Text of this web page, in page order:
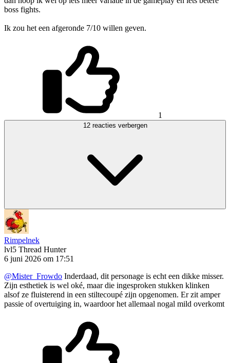
boss fights.
Ik zou het een afgeronde 7/10 willen geven.
1
12 reacties verbergen
Rimpelnek
lvl5 Thread Hunter
6 juni 2026 om 17:51
@Mister_Frowdo Inderdaad, dit personage is echt een dikke misser.
Zijn esthetiek is wel oké, maar die ingesproken stukken klinken
alsof ze fluisterend in een stiltecoupé zijn opgenomen. Er zit amper
passie of overtuiging in, waardoor het allemaal nogal mild overkomt